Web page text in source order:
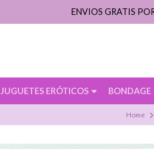
JUGUETES ERÓTICOS BONDAGE
ENVIOS GRATIS
Home